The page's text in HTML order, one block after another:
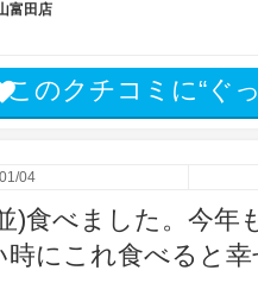
富田店
このクチコミに“ぐ
04
)食べました。今年
時にこれ食べると